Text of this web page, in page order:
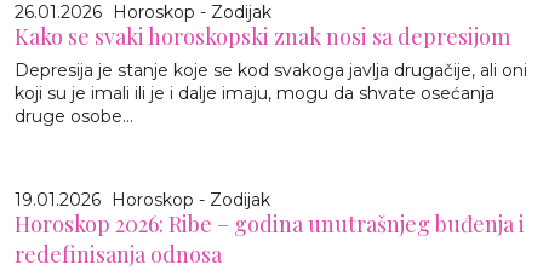
26.01.2026 Horoskop - Zodijak
Kako se svaki horoskopski znak nosi sa depresijom
Depresija je stanje koje se kod svakoga javlja drugačije, ali oni
koji su je imali ili je i dalje imaju, mogu da shvate osećanja
druge osobe...
19.01.2026 Horoskop - Zodijak
Horoskop 2026: Ribe – godina unutrašnjeg buđenja i
redefinisanja odnosa